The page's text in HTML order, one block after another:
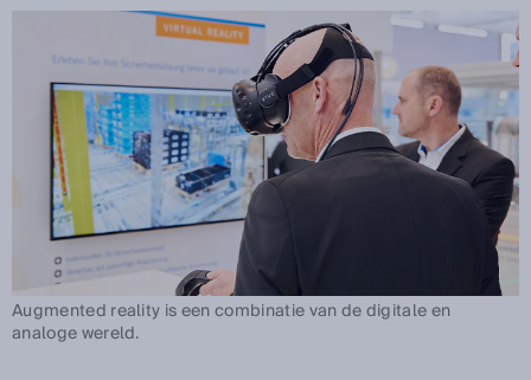
Augmented reality is een combinatie van de digitale en
analoge wereld.